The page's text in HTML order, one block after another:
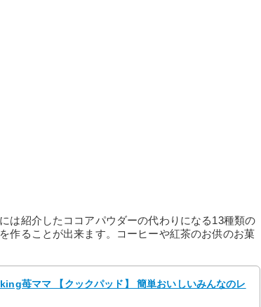
は紹介したココアパウダーの代わりになる13種類の
作ることが出来ます。コーヒーや紅茶のお供のお菓
苺ママ 【クックパッド】 簡単おいしいみんなのレ